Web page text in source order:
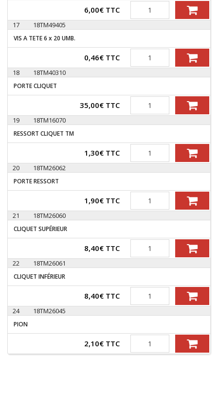
6,00€ TTC Quantité
17 18TM49405
VIS A TETE 6 x 20 UMB.
0,46€ TTC Quantité
18 18TM40310
PORTE CLIQUET
35,00€ TTC Quantité
19 18TM16070
RESSORT CLIQUET TM
1,30€ TTC Quantité
20 18TM26062
PORTE RESSORT
1,90€ TTC Quantité
21 18TM26060
CLIQUET SUPÉRIEUR
8,40€ TTC Quantité
22 18TM26061
CLIQUET INFÉRIEUR
8,40€ TTC Quantité
24 18TM26045
PION
2,10€ TTC Quantité